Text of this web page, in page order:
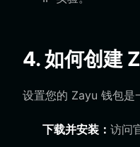
4. 如何创建
设置您的 Zayu 钱包是
下载并安装： 访问